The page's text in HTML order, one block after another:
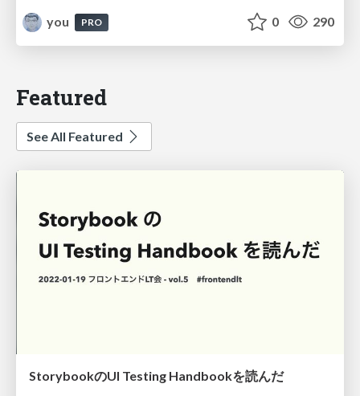
you
PRO 0 290
Featured
See All Featured
StorybookのUI Testing Handbookを読んだ